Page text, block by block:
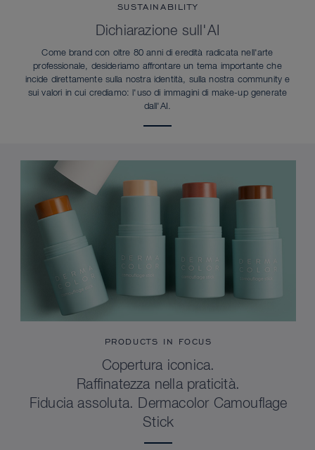
SUSTAINABILITY
Dichiarazione sull'AI
Come brand con oltre 80 anni di eredità radicata nell'arte
professionale, desideriamo affrontare un tema importante che
incide direttamente sulla nostra identità, sulla nostra community e
sui valori in cui crediamo: l'uso di immagini di make-up generate
dall'AI.
PRODUCTS IN FOCUS
Copertura iconica.
Raffinatezza nella praticità.
Fiducia assoluta. Dermacolor Camouflage
Stick